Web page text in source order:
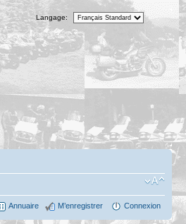
Langage:
Annuaire M’enregistrer Connexion